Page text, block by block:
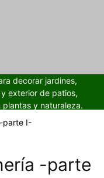
decorar jardines,
exterior de patios,
y naturaleza.
parte I-
-parte